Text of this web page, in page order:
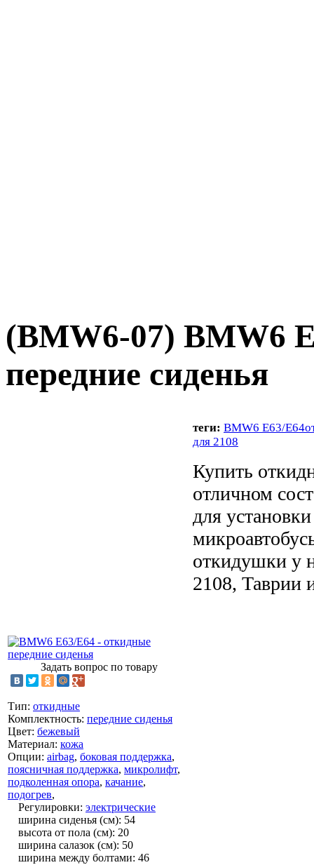
(BMW6-07) BMW6
передние сиденья
Задать вопрос по товару
Тип: откидные
Комплектность: передние сиденья
Цвет: бежевый
Материал: кожа
Опции: airbag, боковая поддержка,
поясничная поддержка, микролифт,
подколенная опора, качание,
подогрев,
Регулировки: электрические
ширина сиденья (см): 54
высота от пола (см): 20
ширина салазок (см): 50
ширина между болтами: 46
теги: BMW6 E63/E64
для 2108
Купить
отличном
для
откидушки у
2108, Таврии